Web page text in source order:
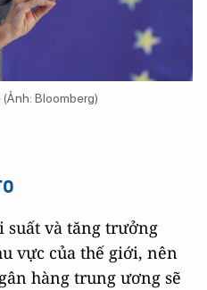
Bloomberg)
suất và tăng trưởng
vực của thế giới, nên
hàng trung ương sẽ